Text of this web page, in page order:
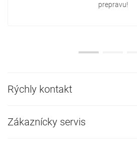
prepravu!
Rýchly kontakt
Zákaznícky servis